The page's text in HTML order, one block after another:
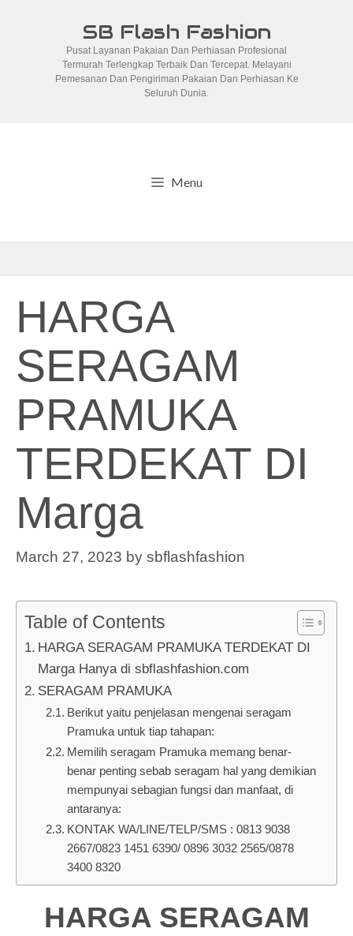
SB Flash Fashion
Pusat Layanan Pakaian Dan Perhiasan Profesional
Termurah Terlengkap Terbaik Dan Tercepat. Melayani
Pemesanan Dan Pengiriman Pakaian Dan Perhiasan Ke
Seluruh Dunia.
Menu
HARGA
SERAGAM
PRAMUKA
TERDEKAT DI
Marga
March 27, 2023 by sbflashfashion
Table of Contents
HARGA SERAGAM PRAMUKA TERDEKAT DI
Marga Hanya di sbflashfashion.com
SERAGAM PRAMUKA
Berikut yaitu penjelasan mengenai seragam
Pramuka untuk tiap tahapan:
Memilih seragam Pramuka memang benar-
benar penting sebab seragam hal yang demikian
mempunyai sebagian fungsi dan manfaat, di
antaranya:
KONTAK WA/LINE/TELP/SMS : 0813 9038
2667/0823 1451 6390/ 0896 3032 2565/0878
3400 8320
HARGA SERAGAM